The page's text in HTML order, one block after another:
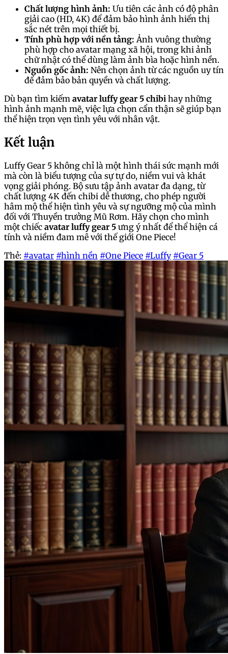
Chất lượng hình ảnh: Ưu tiên các ảnh có độ phân
giải cao (HD, 4K) để đảm bảo hình ảnh hiển thị
sắc nét trên mọi thiết bị.
Tính phù hợp với nền tảng: Ảnh vuông thường
phù hợp cho avatar mạng xã hội, trong khi ảnh
chữ nhật có thể dùng làm ảnh bìa hoặc hình nền.
Nguồn gốc ảnh: Nên chọn ảnh từ các nguồn uy tín
để đảm bảo bản quyền và chất lượng.
Dù bạn tìm kiếm avatar luffy gear 5 chibi hay những
hình ảnh mạnh mẽ, việc lựa chọn cẩn thận sẽ giúp bạn
thể hiện trọn vẹn tình yêu với nhân vật.
Kết luận
Luffy Gear 5 không chỉ là một hình thái sức mạnh mới
mà còn là biểu tượng của sự tự do, niềm vui và khát
vọng giải phóng. Bộ sưu tập ảnh avatar đa dạng, từ
chất lượng 4K đến chibi dễ thương, cho phép người
hâm mộ thể hiện tình yêu và sự ngưỡng mộ của mình
đối với Thuyền trưởng Mũ Rơm. Hãy chọn cho mình
một chiếc avatar luffy gear 5 ưng ý nhất để thể hiện cá
tính và niềm đam mê với thế giới One Piece!
Thẻ: #avatar #hình nền #One Piece #Luffy #Gear 5